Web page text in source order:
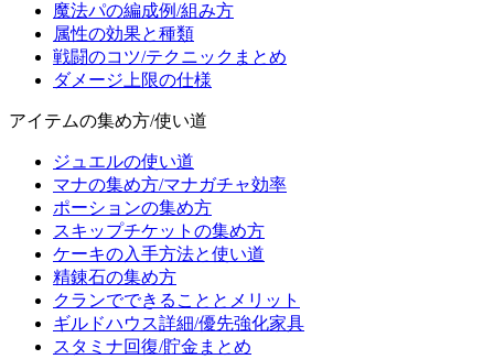
魔法パの編成例/組み方
属性の効果と種類
戦闘のコツ/テクニックまとめ
ダメージ上限の仕様
アイテムの集め方/使い道
ジュエルの使い道
マナの集め方/マナガチャ効率
ポーションの集め方
スキップチケットの集め方
ケーキの入手方法と使い道
精錬石の集め方
クランでできることとメリット
ギルドハウス詳細/優先強化家具
スタミナ回復/貯金まとめ